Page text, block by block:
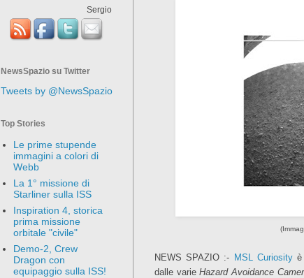
NEWS SPAZIO :- MSL Curiosityè
dalle varieHazard Avoidance
Sergio
NewsSpazio su Twitter
Tweets by @NewsSpazio
Top Stories
Le prime stupende
immagini a colori di
Webb
La 1° missione di
Starliner sulla ISS
Inspiration 4, storica
prima missione
orbitale "civile"
Demo-2, Crew
Dragon con
equipaggio sulla ISS!